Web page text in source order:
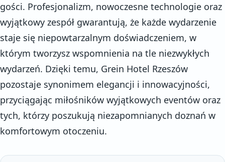
gości. Profesjonalizm, nowoczesne technologie oraz
wyjątkowy zespół gwarantują, że każde wydarzenie
staje się niepowtarzalnym doświadczeniem, w
którym tworzysz wspomnienia na tle niezwykłych
wydarzeń. Dzięki temu, Grein Hotel Rzeszów
pozostaje synonimem elegancji i innowacyjności,
przyciągając miłośników wyjątkowych eventów oraz
tych, którzy poszukują niezapomnianych doznań w
komfortowym otoczeniu.